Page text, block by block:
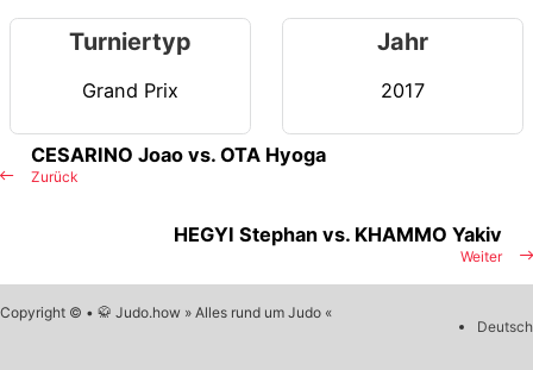
Turniertyp
Grand Prix
Jahr
2017
Zurück
CESARINO Joao vs. OTA Hyoga
Weiter
HEGYI Stephan vs. KHAMMO Yakiv
Copyright © • 🥋 Judo.how » Alles rund um Judo «
Deutsch